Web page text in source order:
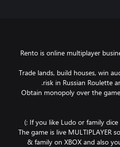
Rento is online multiplayer
Trade lands, build houses, win
Obtain monopoly over the
The game is live MULTIPLAYER
& family on XBOX and also